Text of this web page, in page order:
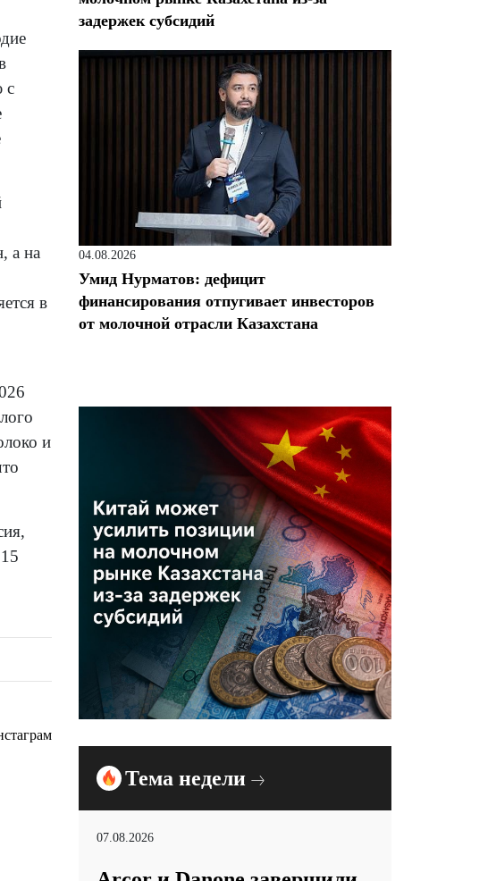
с
а на
в
и
задержек субсидий
04.08.2026
Умид Нурматов: дефицит
финансирования отпугивает инвесторов
от молочной отрасли Казахстана
Тема недели
07.08.2026